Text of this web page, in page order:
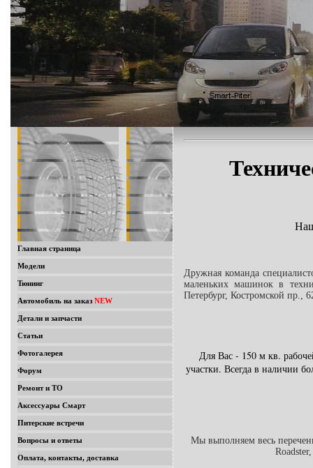
Главная страница
Модели
Тюнинг
Автомобиль на заказ NEW
Детали и запчасти
Статьи
Фотогалерея
Форум
Ремонт и ТО
Аксессуары Смарт
Питерские встречи
Вопросы и ответы
Оплата, контакты, доставка
Дружная команда
маленьких машинок в
Петербург, Костромской пр.,
Для Вас - 150 м кв.
участки. Всегда в наличии
Мы выполняем весь